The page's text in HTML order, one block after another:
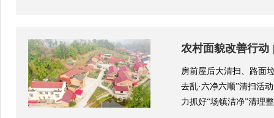
农村面貌改善行动
房前屋后大清扫、路面
去乱·六净六顺”清扫活
力抓好“场镇洁净”清理